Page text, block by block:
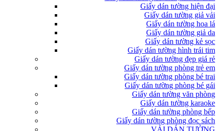
Giấy dán tường hiện đại
Giấy dán tường giả vải
Giấy dán tường hoa lá
Giấy dán tường giả da
Giấy dán tường kẻ sọc
Giấy dán tường hình trái tim
Giấy dán tường đẹp giá rẻ
Giấy dán tường phòng trẻ em
Giấy dán tường phòng bé trai
Giấy dán tường phòng bé gái
Giấy dán tường văn phòng
Giấy dán tường karaoke
Giấy dán tường phòng bếp
Giấy dán tường phòng đọc sách
VẢI DÁN TƯỜNG